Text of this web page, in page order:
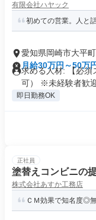
有限会社ハヤック
初めての営業。人と
愛知県岡崎市大平町
月給30万円～50万
求める人材: 【必須
可） ※未経験者歓
即日勤務OK
正社員
塗替えコンビニの
株式会社あすか工務店
ＣＭ効果で知名度◎